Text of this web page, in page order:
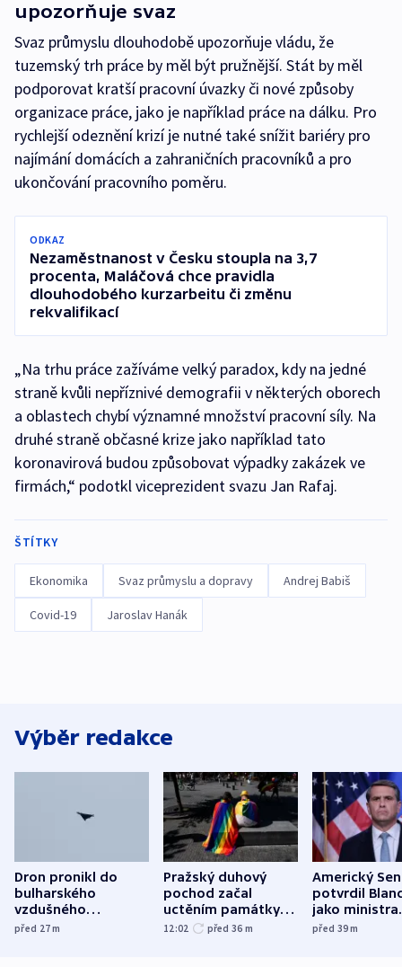
upozorňuje svaz
Svaz průmyslu dlouhodobě upozorňuje vládu, že
tuzemský trh práce by měl být pružnější. Stát by měl
podporovat kratší pracovní úvazky či nové způsoby
organizace práce, jako je například práce na dálku. Pro
rychlejší odeznění krizí je nutné také snížit bariéry pro
najímání domácích a zahraničních pracovníků a pro
ukončování pracovního poměru.
ODKAZ
Nezaměstnanost v Česku stoupla na 3,7
procenta, Maláčová chce pravidla
dlouhodobého kurzarbeitu či změnu
rekvalifikací
„Na trhu práce zažíváme velký paradox, kdy na jedné
straně kvůli nepříznivé demografii v některých oborech
a oblastech chybí významné množství pracovní síly. Na
druhé straně občasné krize jako například tato
koronavirová budou způsobovat výpadky zakázek ve
firmách,“ podotkl viceprezident svazu Jan Rafaj.
ŠTÍTKY
Ekonomika Svaz průmyslu a dopravy Andrej Babiš
Covid-19 Jaroslav Hanák
Výběr redakce
Dron pronikl do
bulharského
vzdušného
prostoru,
před 27m
Pražský duhový
pochod začal
uctěním památky
obětí berlínského
12:02 před 36 m
Americký
potvrdil
jako ministra
před 39m